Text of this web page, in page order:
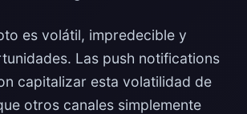
es volátil, impredecible y
Las push notifications
capitalizar esta volatilidad de
otros canales simplemente